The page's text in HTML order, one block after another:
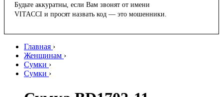
Будьте аккуратны, если Вам звонят от имени
VITACCI и просят назвать код — это мошенники.
Главная ›
Женщинам ›
Сумки ›
Сумки ›